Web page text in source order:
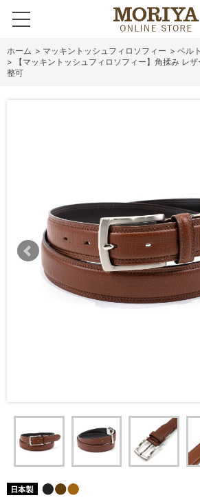
ホーム > マッキントッシュフィロソフィー > ベルト
>
【マッキントッシュフィロソフィー】角揉み レ
整可